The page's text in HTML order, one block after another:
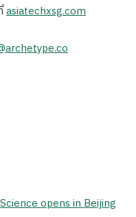
asiatechxsg.com
opens in Beijing